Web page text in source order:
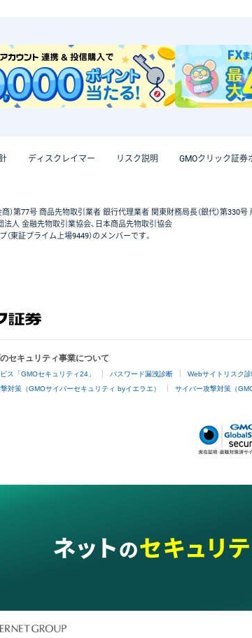
ディスクレイマー リスク説明 GMOクリック証券
）第77号 商品先物取引業者 銀行代理業者 関東財務局長（銀代）第330
法人 金融先物取引業協会、日本商品先物取引協会
東証プライム上場9449）のメンバーです。
セキュリティ事業について
ス「GMOセキュリティ24」 パスワード漏洩診断 Webサイトリスク
対策（GMOサイバーセキュリティ byイエラエ） サイバー攻撃対策（